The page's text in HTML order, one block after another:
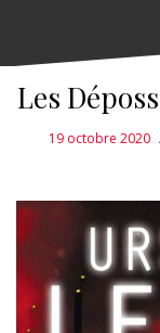
Les
19 octobre 2020